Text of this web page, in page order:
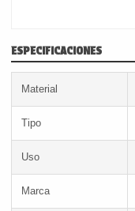
ESPECIFICACIONES
Material
Tipo
Uso
Marca